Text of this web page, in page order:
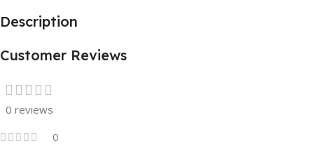
Description
Customer Reviews
0 reviews
0